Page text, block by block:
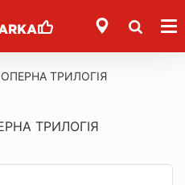
ОПЕРНА ТРИЛОГІЯ